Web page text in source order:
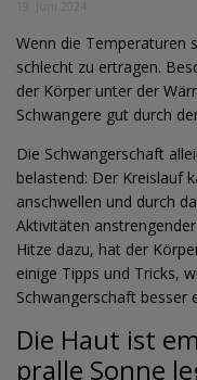
Wenn die Temperaturen
schlecht zu ertragen.
der Körper unter der
Schwangere gut durch
Die Schwangerschaft
belastend: Der Kreislauf
anschwellen und durch
Aktivitäten
Hitze dazu, hat der
einige Tipps und Tricks,
Schwangerschaft besser
Die Haut ist
pralle Sonne